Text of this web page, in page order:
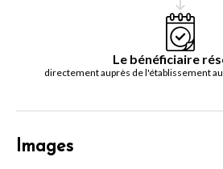
Le bénéficiaire
directement auprès de l'établissement
Images